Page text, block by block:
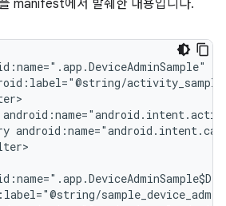
manifest에서 발췌한 내용입니다.